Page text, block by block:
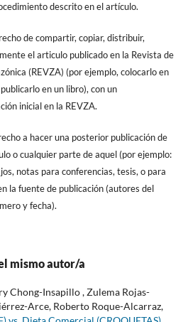
descrito en el artículo.
de compartir, copiar, distribuir,
el articulo publicado en la Revista de
(REVZA) (por ejemplo, colocarlo en
en un libro), con un
inicial en la REVZA.
a hacer una posterior publicación de
o cualquier parte de aquel (por ejemplo:
notas para conferencias, tesis, o para
la fuente de publicación (autores del
y fecha).
mismo autor/a
Chong-Insapillo , Zulema Rojas-
Arce, Roberto Roque-Alcarraz,